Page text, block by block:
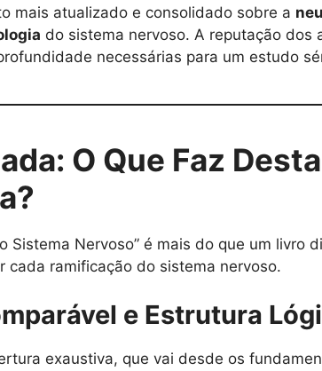
mais atualizado e consolidado sobre a
do sistema nervoso. A reputação dos
necessárias para um estudo
O Que Faz
Sistema Nervoso” é mais do que um livro
cada ramificação do sistema nervoso.
e Estrutura
exaustiva, que vai desde os